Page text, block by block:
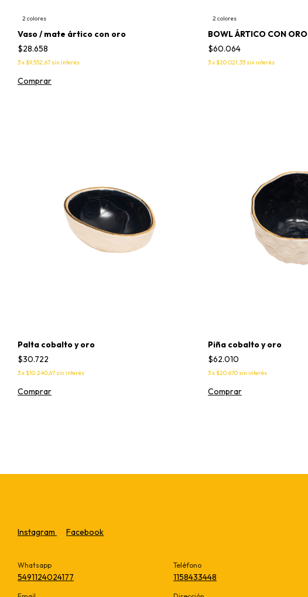
2 colores
Vaso / mate ártico con oro
$28.658
3x$9.552,67 sin interés
Comprar
2 colores
BOWL ÁRTICO CON ORO
$60.064
3x$20.021,33 sin interés
Palta cobalto y oro
$30.722
3x$10.240,67 sin interés
Comprar
Piña cobalto y oro
$62.010
3x$20.670 sin interés
Comprar
Instagram Facebook
Whatsapp
5491124024177
Teléfono
1158433448